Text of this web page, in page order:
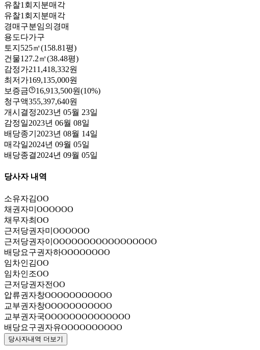
유찰1회 지분매각
유찰1회 지분매각
경매구분임의경매
용도다가구
토지 525㎡(158.81평)
건물127.2㎡(38.48평)
감정가211,418,332원
최저가169,135,000원
보증금
16,913,500원(10%)
청구액355,397,640원
개시결정2023년 05월 23일
감정일2023년 06월 08일
배당종기 2023년 08월 14일
매각일2024년 09월 05일
배당종결2024년 09월 05일
당사자 내역
소유자김OO
채권자미OOOOOO
채무자최OO
근저당권자미OOOOOO
근저당권자이OOOOOOOOOOOOOOOOO
배당요구권자하OOOOOOOO
임차인김OO
임차인조OO
근저당권자전OO
압류권자창OOOOOOOOOOO
교부권자창OOOOOOOOOOO
교부권자국OOOOOOOOOOOOOO
배당요구권자유OOOOOOOOOO
당사자내역 더보기